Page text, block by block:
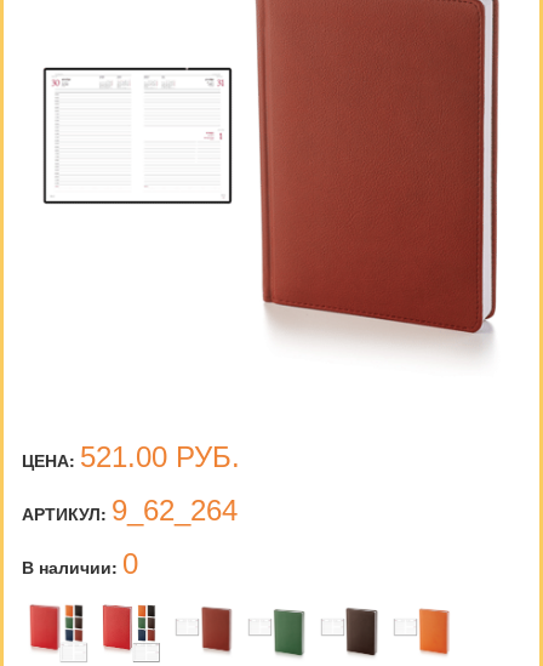
ЦЕНА: 521.00 РУБ.
АРТИКУЛ: 9_62_264
В наличии: 0